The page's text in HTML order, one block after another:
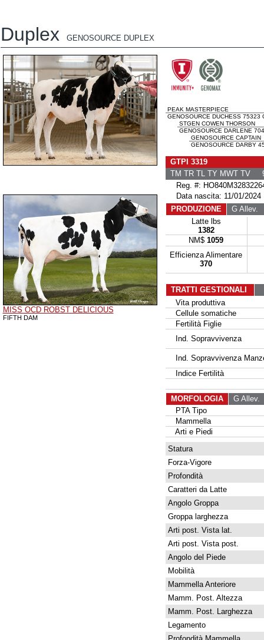
Duplex GENOSOURCE DUPLEX
MISS OCD ROBST DELICIOUS
FIFTH DAM
PEAK MASTERPIECE
GENOSOURCE DUCHESS 75323
STGEN COWEN THORSON
GENOSOURCE DARLENE
GENOSOURCE CAPTAIN
GENOSOURCE DARBY
GTPI 3319
TM TR TL TY MWT TV
Reg. #:
Data nascita: 11/01/2024
PRODUZIONE
G Allev.
Latte lbs
1382
NM$ 1059
Efficienza Alimentare
370
TRATTI GESTIONALI
Vita produttiva
Cellule somatiche
Fertilità Figlie
Ind. Sopravvivenza
Ind. Sopravvivenza
Indice Fertilità
MORFOLOGIA G Allev.
PTA Tipo
Mammella
Arti e Piedi
Statura
Forza-Vigore
Profondità
Caratteri da Latte
Angolo Groppa
Groppa larghezza
Arti post. Vista lat.
Arti post. Vista post.
Angolo del Piede
Mobilità
Mammella Anteriore
Mamm. Post. Altezza
Mamm. Post. Larghezza
Legamento